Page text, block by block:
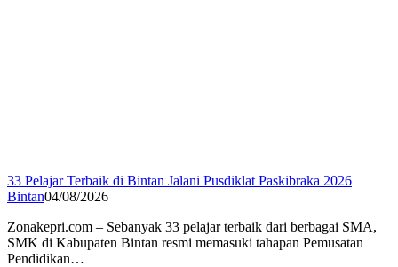
33 Pelajar Terbaik di Bintan Jalani Pusdiklat Paskibraka 2026
Bintan04/08/2026
Zonakepri.com – Sebanyak 33 pelajar terbaik dari berbagai SMA,
SMK di Kabupaten Bintan resmi memasuki tahapan Pemusatan
Pendidikan…